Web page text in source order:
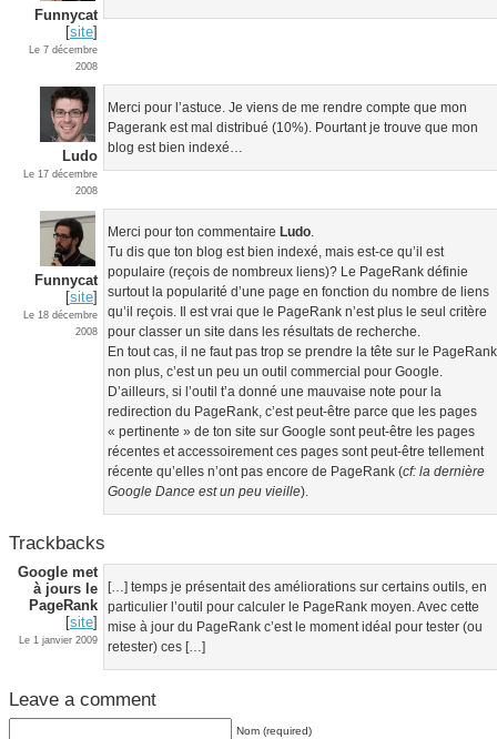
Funnycat
[site]
Le 7 décembre
2008
Ludo
Le 17 décembre
2008
Merci pour l’astuce. Je viens de me rendre compte que mon
Pagerank est mal distribué (10%). Pourtant je trouve que mon
blog est bien indexé…
Funnycat
[site]
Le 18 décembre
2008
Merci pour ton commentaire Ludo
Tu dis que ton blog est bien indexé, mais est-ce qu’il est
populaire (reçois de nombreux liens)? Le PageRank définie
surtout la popularité d’une page en fonction du nombre de liens
qu’il reçois. Il est vrai que le PageRank n’est plus le seul critère
pour classer un site dans les résultats de recherche.
En tout cas, il ne faut pas trop se prendre la tête sur le PageRank
non plus, c’est un peu un outil commercial pour Google.
D’ailleurs, si l’outil t’a donné une mauvaise note pour la
redirection du PageRank, c’est peut-être parce que les pages
« pertinente » de ton site sur Google sont peut-être les pages
récentes et accessoirement ces pages sont peut-être tellement
récente qu’elles n’ont pas encore de PageRank (cf: la dernière
Google Dance est un peu vieille).
Trackbacks
Google met
à jours le
PageRank
[site]
Le 1 janvier 2009
[…] temps je présentait des améliorations sur certains outils, en
particulier l’outil pour calculer le PageRank moyen. Avec cette
mise à jour du PageRank c’est le moment idéal pour tester (ou
retester) ces […]
Leave a comment
Nom (required)